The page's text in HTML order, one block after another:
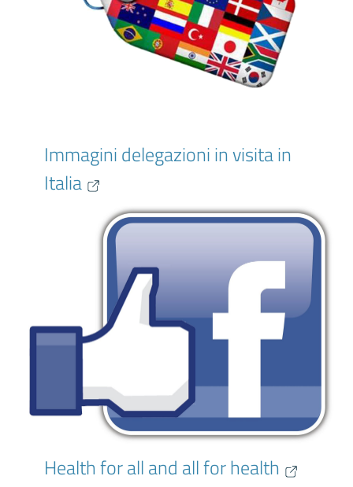
Immagini delegazioni in visita in
Italia
Health for all and all for health